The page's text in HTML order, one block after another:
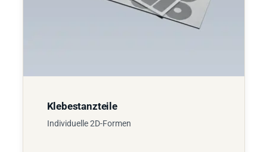
Klebestanzteile
Individuelle 2D-Formen